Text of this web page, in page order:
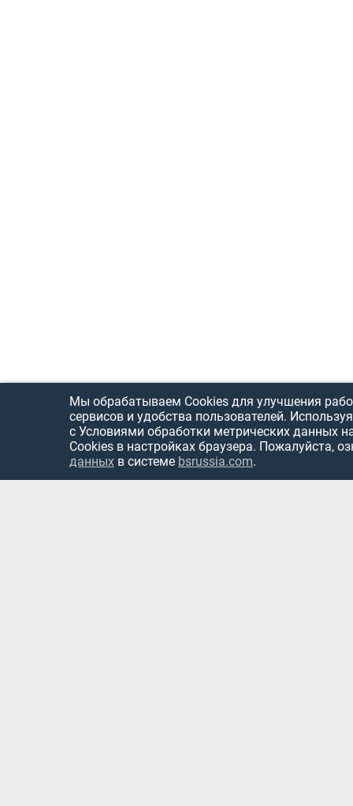
Мы обрабатываем Cookies для улучшения
сервисов и удобства пользователей.
с Условиями обработки метрических данных
Cookies в настройках браузера. Пожалуйста,
данных в системе bsrussia.com.